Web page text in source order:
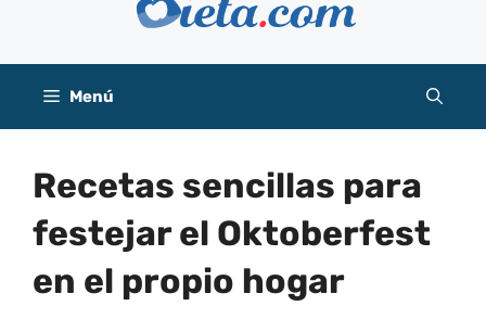
Menú
Recetas sencillas para
festejar el Oktoberfest
en el propio hogar